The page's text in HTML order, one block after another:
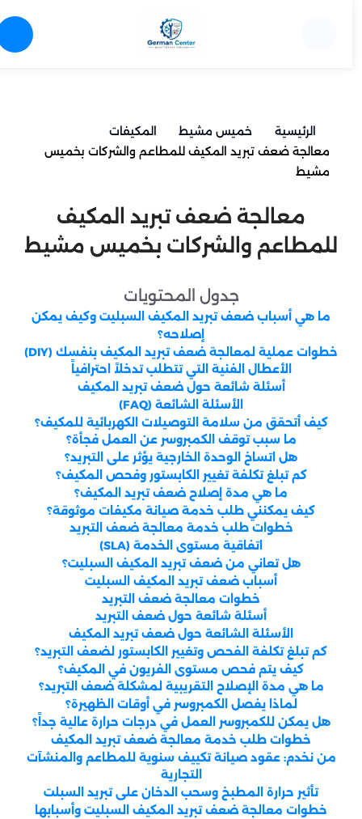
الرئيسية خميس مشيط
المكيفات
معالجة ضعف تبريد المكيف للمطاعم والشركات بخميس
مشيط
معالجة ضعف تبريد المكيف
للمطاعم والشركات بخميس مشيط
جدول المحتويات
ما هي أسباب ضعف تبريد المكيف السبليت وكيف يمكن
إصلاحه؟
خطوات عملية لمعالجة ضعف تبريد المكيف بنفسك (DIY)
الأعطال الفنية التي تتطلب تدخلاً احترافياً
أسئلة شائعة حول ضعف تبريد المكيف
الأسئلة الشائعة (FAQ)
كيف أتحقق من سلامة التوصيلات الكهربائية للمكيف؟
ما سبب توقف الكمبروسر عن العمل فجأة؟
هل اتساخ الوحدة الخارجية يؤثر على التبريد؟
كم تبلغ تكلفة تغيير الكابستور وفحص المكيف؟
ما هي مدة إصلاح ضعف تبريد المكيف؟
كيف يمكنني طلب خدمة صيانة مكيفات موثوقة؟
خطوات طلب خدمة معالجة ضعف التبريد
اتفاقية مستوى الخدمة (SLA)
هل تعاني من ضعف تبريد المكيف السبليت؟
أسباب ضعف تبريد المكيف السبليت
خطوات معالجة ضعف التبريد
أسئلة شائعة حول ضعف التبريد
الأسئلة الشائعة حول ضعف تبريد المكيف
كم تبلغ تكلفة الفحص وتغيير الكابستور لضعف التبريد؟
كيف يتم فحص مستوى الفريون في المكيف؟
ما هي مدة الإصلاح التقريبية لمشكلة ضعف التبريد؟
لماذا يفصل الكمبروسر في أوقات الظهيرة؟
هل يمكن للكمبروسر العمل في درجات حرارة عالية جداً؟
خطوات طلب خدمة معالجة ضعف تبريد المكيف
من نخدم: عقود صيانة تكييف سنوية للمطاعم والمنشآت
التجارية
تأثير حرارة المطبخ وسحب الدخان على تبريد السبلت
خطوات معالجة ضعف تبريد المكيف السبليت وأسبابها